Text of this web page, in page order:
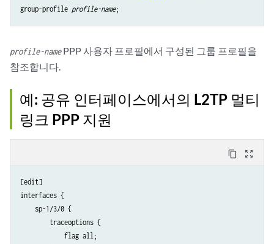
group-profile profile-name
profile-namePPP 사용자 프로필에서 구성된 그룹 프로필을
참조합니다.
예: 공유 인터페이스에서의 L2TP 멀티
링크 PPP 지원
content_copy zoom_out_map
[edit]
interfaces {
    sp-1/3/0 {
        traceoptions {
            flag all;